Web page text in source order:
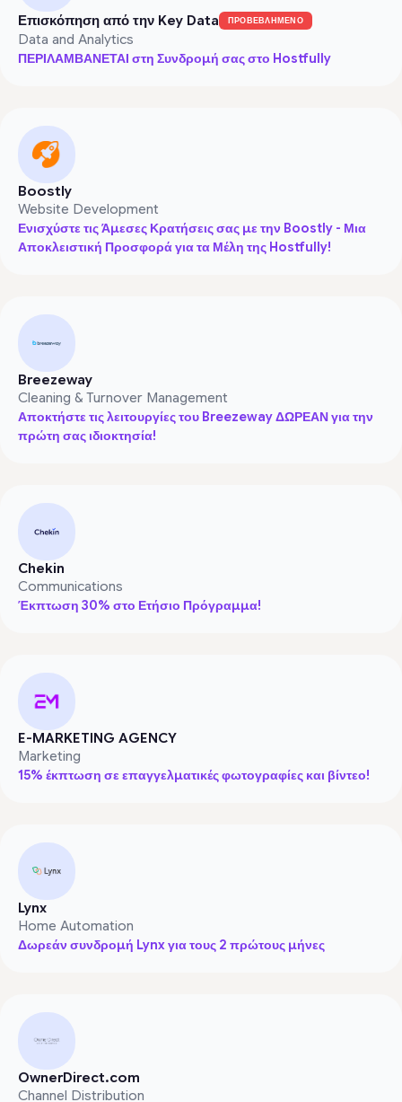
Επισκόπηση από την Key Data ΠΡΟΒΕΒΛΗΜΕΝΟ
Data and Analytics
ΠΕΡΙΛΑΜΒΑΝΕΤΑΙ στη Συνδρομή σας στο Hostfully
Boostly
Website Development
Ενισχύστε τις Άμεσες Κρατήσεις σας με την Boostly - Μια
Αποκλειστική Προσφορά για τα Μέλη της Hostfully!
Breezeway
Cleaning & Turnover Management
Αποκτήστε τις λειτουργίες του Breezeway ΔΩΡΕΑΝ για την
πρώτη σας ιδιοκτησία!
Chekin
Communications
Έκπτωση 30% στο Ετήσιο Πρόγραμμα!
E-MARKETING AGENCY
Marketing
15% έκπτωση σε επαγγελματικές φωτογραφίες και βίντεο!
Lynx
Home Automation
Δωρεάν συνδρομή Lynx για τους 2 πρώτους μήνες
OwnerDirect.com
Channel Distribution